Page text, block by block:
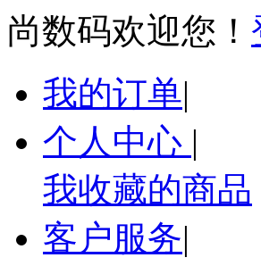
尚数码欢迎您！
我的订单|
个人中心 |
我收藏的商品
客户服务|